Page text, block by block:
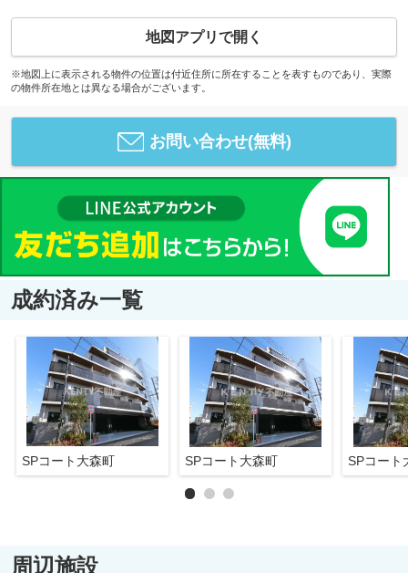
地図アプリで開く
※地図上に表示される物件の位置は付近住所に所在することを表すものであり、実際
の物件所在地とは異なる場合がございます。
お問い合わせ(無料)
成約済み一覧
SPコート大森町 SPコート大森町 SPコート
周辺施設